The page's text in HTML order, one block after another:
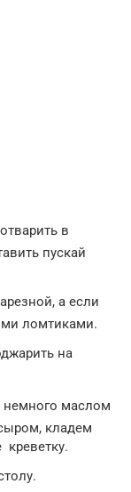
в
пускай
а если
ломтиками.
на
немного маслом
кладем